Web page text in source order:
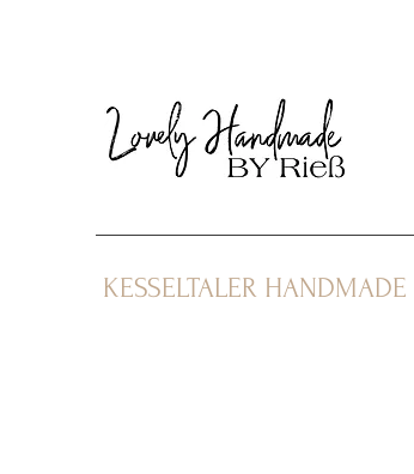
KESSELTALER HANDMADE